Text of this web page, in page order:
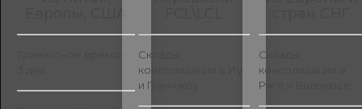
Склады
консолидации в Иу
и Гуанчжоу
Склады
консолидации в
Риге и Вильнюсе